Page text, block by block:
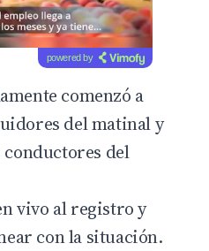
powered by
comenzó a
del matinal y
del
vivo al registro y
con la situación.